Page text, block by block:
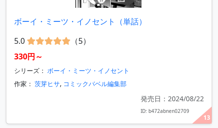
13
ボーイ・ミーツ・イノセント（単話）
5.0
（5）
330円～
シリーズ： ボーイ・ミーツ・イノセント
作家： 茨芽ヒサ, コミックバベル編集部
発売日：2024/08/22
ID: b472abnen02709